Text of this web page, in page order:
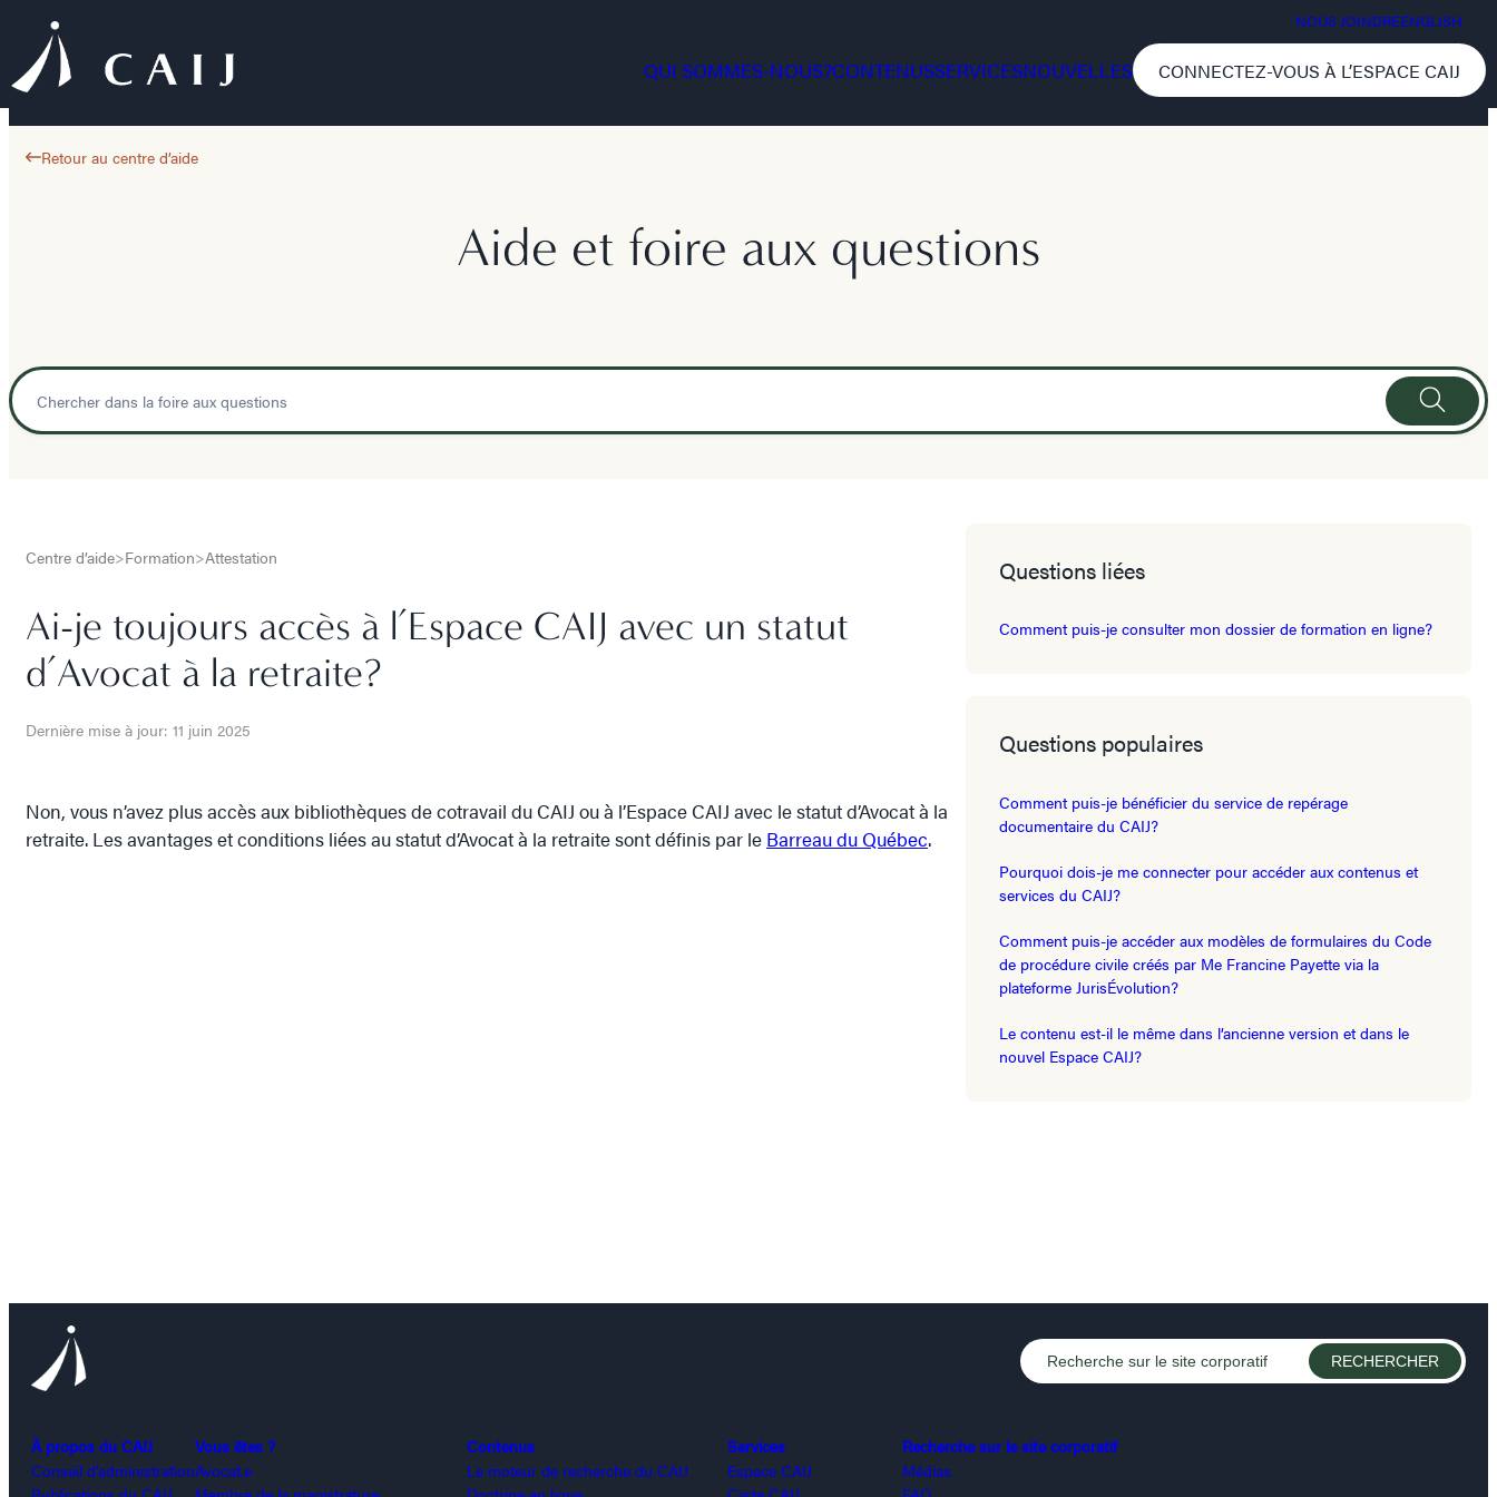
NOUS JOINDREENGLISH
QUI SOMMES-NOUS?CONTENUSSERVICESNOUVELLES CONNECTEZ-VOUS À L’ESPACE CAIJ
Retour au centre d’aide
Aide et foire aux questions
Centre d’aide>Formation>Attestation
Ai-je toujours accès à l’Espace CAIJ avec un statut
d’Avocat à la retraite?
Dernière mise à jour: 11 juin 2025
Non, vous n’avez plus accès aux bibliothèques de cotravail du CAIJ ou à l’Espace CAIJ avec le statut d’Avocat à la
retraite. Les avantages et conditions liées au statut d’Avocat à la retraite sont définis par le Barreau du Québec.
Questions liées
Comment puis-je consulter mon dossier de formation en ligne?
Questions populaires
Comment puis-je bénéficier du service de repérage
documentaire du CAIJ?
Pourquoi dois-je me connecter pour accéder aux contenus et
services du CAIJ?
Comment puis-je accéder aux modèles de formulaires du Code
de procédure civile créés par Me Francine Payette via la
plateforme JurisÉvolution?
Le contenu est-il le même dans l’ancienne version et dans le
nouvel Espace CAIJ?
À propos du CAIJ
Conseil d’administration
Vous êtes ?
Avocat.e
Contenus
Le moteur de recherche du CAIJ
Services
Espace CAIJ
Recherche sur le site corporatif
Médias